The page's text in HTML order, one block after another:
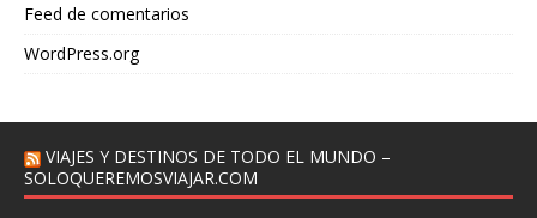
Feed de comentarios
WordPress.org
VIAJES Y DESTINOS DE TODO EL MUNDO –
SOLOQUEREMOSVIAJAR.COM